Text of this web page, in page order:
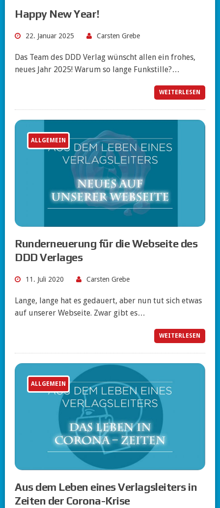
Happy New Year!
22. Januar 2025 Carsten Grebe
Das Team des DDD Verlag wünscht allen ein frohes,
neues Jahr 2025! Warum so lange Funkstille?…
WEITERLESEN
ALLGEMEIN
Runderneuerung für die Webseite des
DDD Verlages
11. Juli 2020 Carsten Grebe
Lange, lange hat es gedauert, aber nun tut sich etwas
auf unserer Webseite. Zwar gibt es…
WEITERLESEN
ALLGEMEIN
Aus dem Leben eines Verlagsleiters in
Zeiten der Corona-Krise